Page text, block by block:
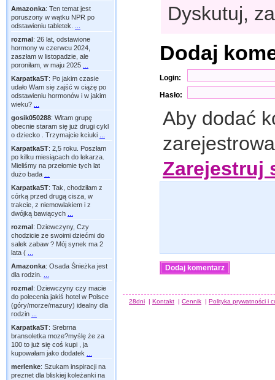
Amazonka: Ten temat jest
poruszony w wątku NPR po
odstawieniu tabletek.
rozmal: 26 lat, odstawione
hormony w czerwcu 2024,
zaszłam w listopadzie, ale
poroniłam, w maju 2025
KarpatkaST: Po jakim czasie
udało Wam się zajść w ciążę po
odstawieniu hormonów i w jakim
wieku?
gosik050288: Witam grupę
obecnie staram się już drugi cykl
o dziecko . Trzymajcie kciuki
KarpatkaST: 2,5 roku. Poszłam
po kilku miesiącach do lekarza.
Mieliśmy na przełomie tych lat
dużo bada
KarpatkaST: Tak, chodziłam z
córką przed drugą cisza, w
trakcie, z niemowlakiem i z
dwójką bawiących
rozmal: Dziewczyny, Czy
chodzicie ze swoimi dziećmi do
salek zabaw ? Mój synek ma 2
lata (
Amazonka: Osada Śnieżka jest
dla rodzin.
rozmal: Dziewczyny czy macie
do polecenia jakiś hotel w Polsce
(góry/morze/mazury) idealny dla
rodzin
KarpatkaST: Srebrna
bransoletka moze?myślę że za
100 to już się coś kupi , ja
kupowałam jako dodatek
merlenke: Szukam inspiracji na
preznet dla bliskiej koleżanki na
Dyskutuj,
Dodaj
Login:
Hasło:
Aby dodać
Zarejestruj
28dni | Kontakt | Cennik | Polityka prywatności i